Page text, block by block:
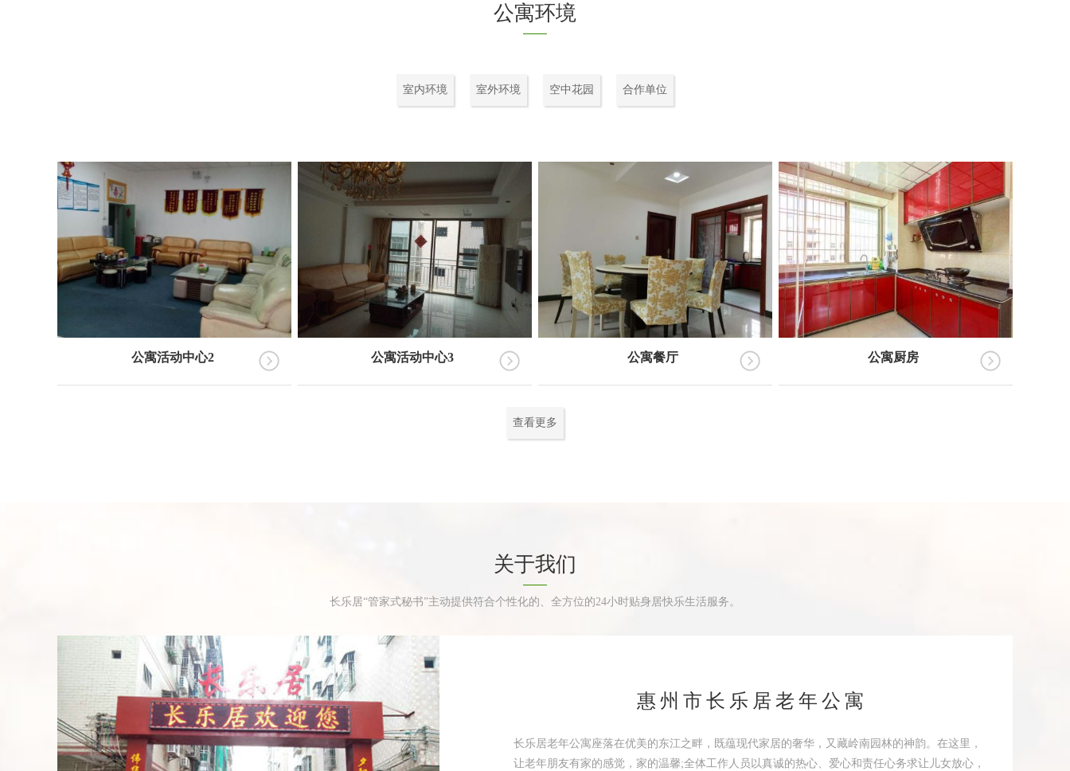
公寓环境
室内环境 室外环境 空中花园 合作单位
公寓活动中心2 公寓活动中心3 公寓餐厅 公寓厨房
查看更多
关于我们
长乐居“管家式秘书”主动提供符合个性化的、全方位的24小时贴身居快乐生活服务。
惠州市长乐居老年公寓
长乐居老年公寓座落在优美的东江之畔，既蕴现代家居的奢华，又藏岭南园林的神韵。在这里，
让老年朋友有家的感觉，家的温馨;全体工作人员以真诚的热心、爱心和责任心务求让儿女放心，